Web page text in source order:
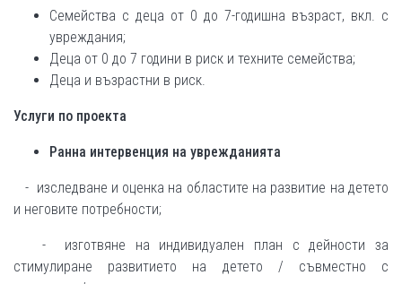
Семейства с деца от 0 до 7-годишна възраст, вкл. с
увреждания;
Деца от 0 до 7 години в риск и техните семейства;
Деца и възрастни в риск.
Услуги по проекта
Ранна интервенция на уврежданията
- изследване и оценка на областите на развитие на детето
и неговите потребности;
- изготвяне на индивидуален план с дейности за
стимулиране развитието на детето / съвместно с